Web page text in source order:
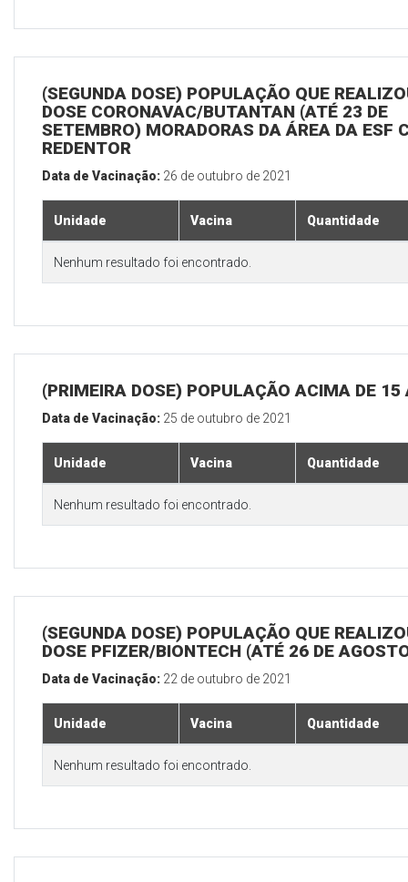
(SEGUNDA DOSE) POPULAÇÃO QUE
DOSE CORONAVAC/BUTANTAN (ATÉ 23 DE
SETEMBRO) MORADORAS DA ÁREA DA ESF
REDENTOR
Data de Vacinação: 26 de outubro de 2021
Unidade Vacina Quantidade
Nenhum resultado foi encontrado.
(PRIMEIRA DOSE) POPULAÇÃO ACIMA DE 15
Data de Vacinação: 25 de outubro de 2021
Unidade Vacina Quantidade
Nenhum resultado foi encontrado.
(SEGUNDA DOSE) POPULAÇÃO QUE
DOSE PFIZER/BIONTECH (ATÉ 26 DE
Data de Vacinação: 22 de outubro de 2021
Unidade Vacina Quantidade
Nenhum resultado foi encontrado.